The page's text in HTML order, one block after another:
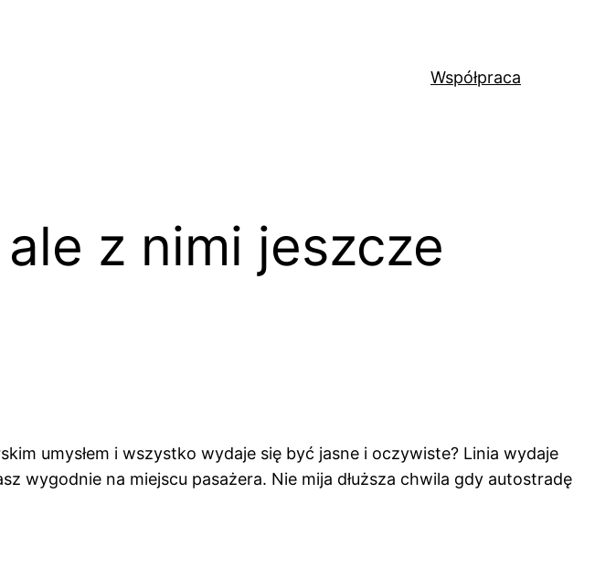
Współpraca
z nimi jeszcze
umysłem i wszystko wydaje się być jasne i oczywiste? Linia wydaje
wygodnie na miejscu pasażera. Nie mija dłuższa chwila gdy autostradę